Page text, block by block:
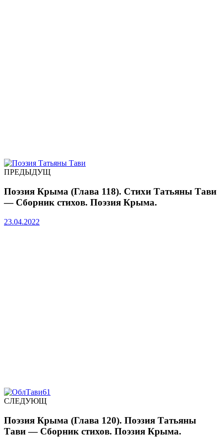
ПРЕДЫДУЩ
Поэзия Крыма (Глава 118). Стихи Татьяны Тави
— Сборник стихов. Поэзия Крыма.
23.04.2022
СЛЕДУЮЩ
Поэзия Крыма (Глава 120). Поэзия Татьяны
Тави — Сборник стихов. Поэзия Крыма.